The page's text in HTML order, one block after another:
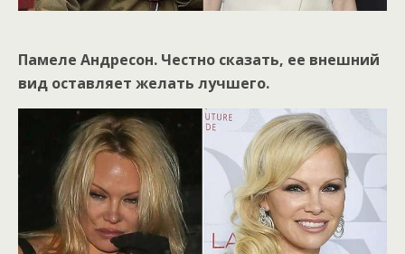
Памеле Андресон. Честно сказать, ее внешний
вид оставляет желать лучшего.